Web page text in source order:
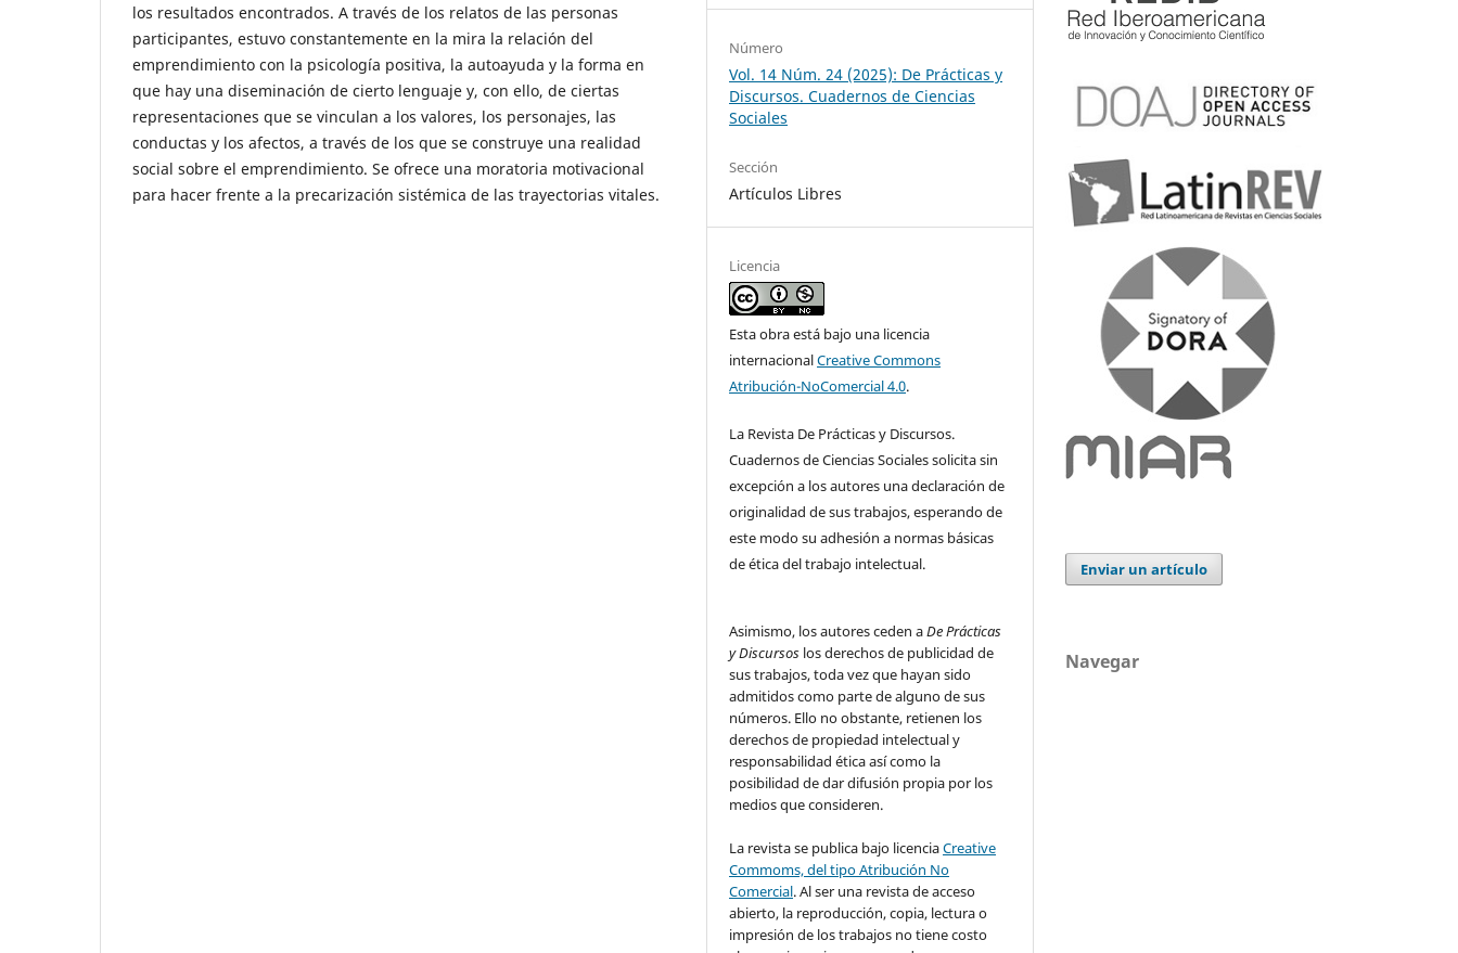
los resultados encontrados. A través de los relatos de las personas
participantes, estuvo constantemente en la mira la relación del
emprendimiento con la psicología positiva, la autoayuda y la forma en
que hay una diseminación de cierto lenguaje y, con ello, de ciertas
representaciones que se vinculan a los valores, los personajes, las
conductas y los afectos, a través de los que se construye una realidad
social sobre el emprendimiento. Se ofrece una moratoria motivacional
para hacer frente a la precarización sistémica de las trayectorias vitales.
Número
Vol. 14 Núm. 24 (2025): De Prácticas y
Discursos. Cuadernos de Ciencias
Sociales
Sección
Artículos Libres
Licencia
Esta obra está bajo una licencia
internacionalCreative Commons
Atribución-NoComercial 4.0.
La Revista De Prácticas y Discursos.
Cuadernos de Ciencias Sociales solicita sin
excepción a los autores una declaración de
originalidad de sus trabajos, esperando de
este modo su adhesión a normas básicas
de ética del trabajo intelectual.
Asimismo, los autores ceden aDe Prácticas
y Discursos los derechos de publicidad de
sus trabajos, toda vez que hayan sido
admitidos como parte de alguno de sus
números. Ello no obstante, retienen los
derechos de propiedad intelectual y
responsabilidad ética así como la
posibilidad de dar difusión propia por los
medios que consideren.
La revista se publica bajo licenciaCreative
Commoms, del tipo Atribución No
Comercial. Al ser una revista de acceso
abierto, la reproducción, copia, lectura o
impresión de los trabajos no tiene costo
Enviar un artículo
Navegar